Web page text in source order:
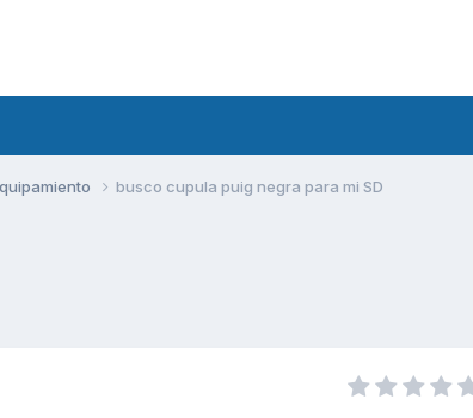
busco cupula puig negra para mi SD